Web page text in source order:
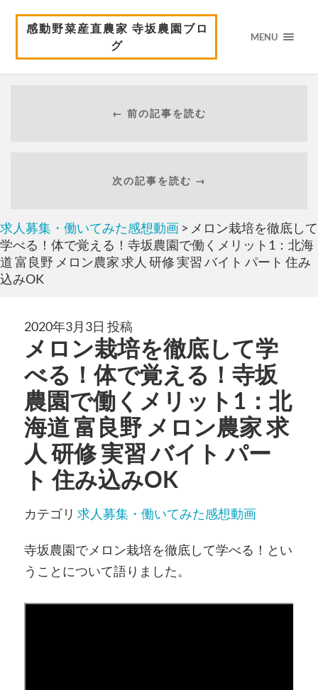
感動野菜産直農家 寺坂農園ブロ
グ
MENU
← 前の記事を読む
次の記事を読む →
求人募集・働いてみた感想動画 > メロン栽培を徹底して
学べる！体で覚える！寺坂農園で働くメリット1：北海
道 富良野 メロン農家 求人 研修 実習 バイト パート 住み
込みOK
2020年3月3日 投稿
メロン栽培を徹底して学
べる！体で覚える！寺坂
農園で働くメリット1：北
海道 富良野 メロン農家 求
人 研修 実習 バイト パー
ト 住み込みOK
カテゴリ 求人募集・働いてみた感想動画
寺坂農園でメロン栽培を徹底して学べる！とい
うことについて語りました。